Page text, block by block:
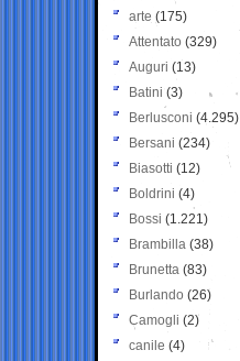
arte (175)
Attentato (329)
Auguri (13)
Batini (3)
Berlusconi (4.295)
Bersani (234)
Biasotti (12)
Boldrini (4)
Bossi (1.221)
Brambilla (38)
Brunetta (83)
Burlando (26)
Camogli (2)
canile (4)